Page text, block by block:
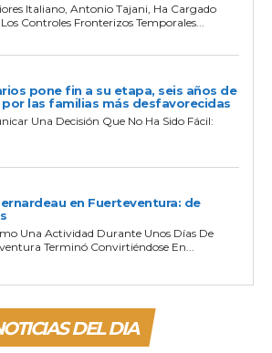
Italiano, Antonio Tajani, Ha Cargado
Controles Fronterizos Temporales...
pone fin a su etapa, seis años de
las familias más desfavorecidas
Una Decisión Que No Ha Sido Fácil:
en Fuerteventura: de
Una Actividad Durante Unos Días De
Terminó Convirtiéndose En...
DEL DIA